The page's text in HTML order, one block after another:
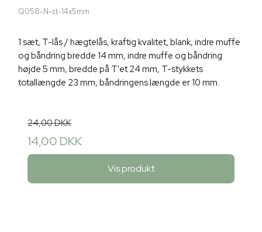
Q058-N-st-14x5mm
1 sæt, T-lås / hægtelås, kraftig kvalitet, blank, indre muffe
og båndring bredde 14 mm, indre muffe og båndring
højde 5 mm, bredde på T'et 24 mm, T-stykkets
totallængde 23 mm, båndringens længde er 10 mm.
24,00 DKK
14,00 DKK
Vis produkt